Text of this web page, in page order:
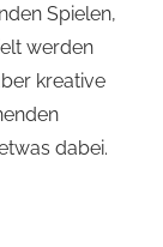
Spielen,
werden
kreative
dabei.